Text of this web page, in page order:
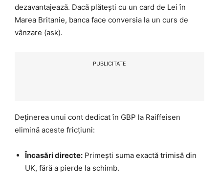
dezavantajează. Dacă plătești cu un card de Lei în
Marea Britanie, banca face conversia la un curs de
vânzare (ask).
PUBLICITATE
Deținerea unui cont dedicat în GBP la Raiffeisen
elimină aceste fricțiuni:
Încasări directe: Primești suma exactă trimisă din
UK, fără a pierde la schimb.